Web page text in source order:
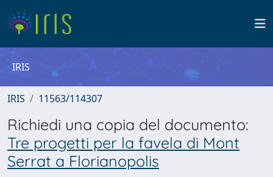
IRIS
IRIS 11563/114307
Richiedi una copia del documento:
Tre progetti per la favela di Mont
Serrat a Florianopolis